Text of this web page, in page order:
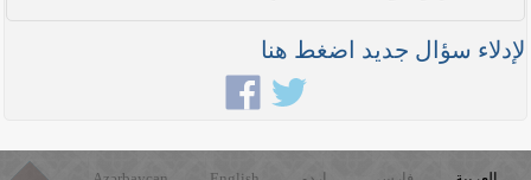
لإدلاء سؤال جديد اضغط هنا